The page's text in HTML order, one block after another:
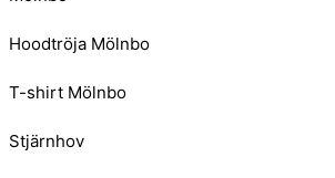
Hoodtröja Mölnbo
T-shirt Mölnbo
Stjärnhov